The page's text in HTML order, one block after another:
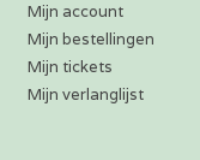
Mijn account
Mijn bestellingen
Mijn tickets
Mijn verlanglijst